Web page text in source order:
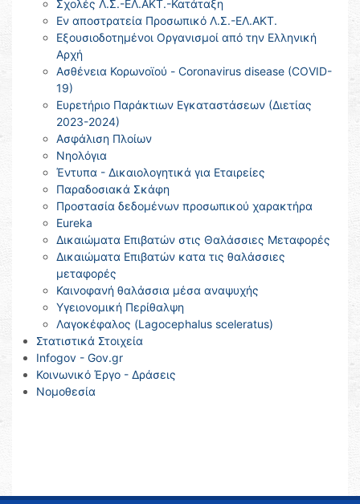
Σχολές Λ.Σ.-ΕΛ.ΑΚΤ.-Κατάταξη
Εν αποστρατεία Προσωπικό Λ.Σ.-ΕΛ.ΑΚΤ.
Εξουσιοδοτημένοι Οργανισμοί από την Ελληνική
Αρχή
Ασθένεια Κορωνοϊού - Coronavirus disease (COVID-
19)
Ευρετήριο Παράκτιων Εγκαταστάσεων (Διετίας
2023-2024)
Ασφάλιση Πλοίων
Νηολόγια
Έντυπα - Δικαιολογητικά για Εταιρείες
Παραδοσιακά Σκάφη
Προστασία δεδομένων προσωπικού χαρακτήρα
Eureka
Δικαιώματα Επιβατών στις Θαλάσσιες Μεταφορές
Δικαιώματα Επιβατών κατα τις θαλάσσιες
μεταφορές
Καινοφανή θαλάσσια μέσα αναψυχής
Υγειονομική Περίθαλψη
Λαγοκέφαλος (Lagocephalus sceleratus)
Στατιστικά Στοιχεία
Infogov - Gov.gr
Κοινωνικό Έργο - Δράσεις
Νομοθεσία